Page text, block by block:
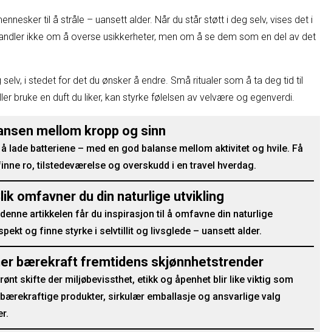
til å stråle – uansett alder. Når du står støtt i deg selv, vises det i
ikke om å overse usikkerheter, men om å se dem som en del av det
i stedet for det du ønsker å endre. Små ritualer som å ta deg tid til
bruke en duft du liker, kan styrke følelsen av velvære og egenverdi.
mellom kropp og sinn
lade batteriene – med en god balanse mellom aktivitet og hvile. Få
ro, tilstedeværelse og overskudd i en travel hverdag.
omfavner du din naturlige utvikling
artikkelen får du inspirasjon til å omfavne din naturlige
og finne styrke i selvtillit og livsglede – uansett alder.
bærekraft fremtidens skjønnhetstrender
skifte der miljøbevissthet, etikk og åpenhet blir like viktig som
produkter, sirkulær emballasje og ansvarlige valg